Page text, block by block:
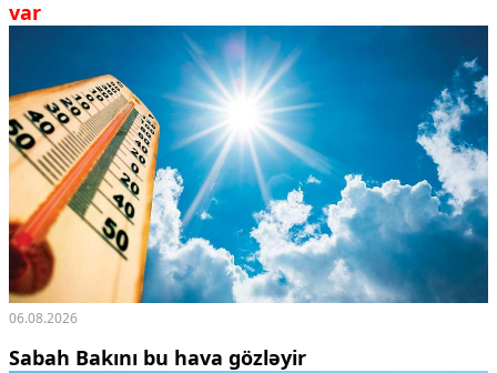
var
06.08.2026
Sabah Bakını bu hava gözləyir